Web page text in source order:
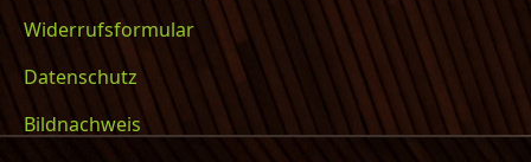
Widerrufsformular
Datenschutz
Bildnachweis